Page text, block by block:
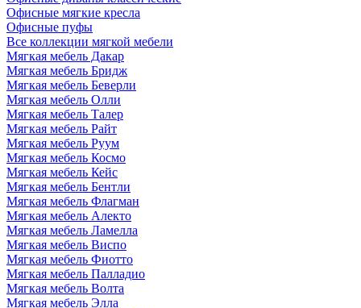
Офисные мягкие кресла
Офисные пуфы
Все коллекции мягкой мебели
Мягкая мебель Дакар
Мягкая мебель Бридж
Мягкая мебель Беверли
Мягкая мебель Олли
Мягкая мебель Талер
Мягкая мебель Райт
Мягкая мебель Руум
Мягкая мебель Космо
Мягкая мебель Кейс
Мягкая мебель Бентли
Мягкая мебель Флагман
Мягкая мебель Алекто
Мягкая мебель Ламелла
Мягкая мебель Виспо
Мягкая мебель Фиотто
Мягкая мебель Палладио
Мягкая мебель Волта
Мягкая мебель Элла